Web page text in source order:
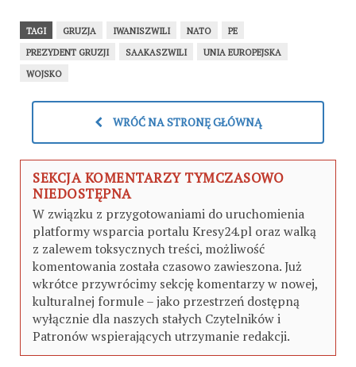
TAGI GRUZJA IWANISZWILI NATO
PE
PREZYDENT GRUZJI
SAAKASZWILI
UNIA EUROPEJSKA
WOJSKO
WRÓĆ NA STRONĘ GŁÓWNĄ
SEKCJA KOMENTARZY TYMCZASOWO
NIEDOSTĘPNA
W związku z przygotowaniami do uruchomienia
platformy wsparcia portalu Kresy24.pl oraz walką
z zalewem toksycznych treści, możliwość
komentowania została czasowo zawieszona. Już
wkrótce przywrócimy sekcję komentarzy w nowej,
kulturalnej formule – jako przestrzeń dostępną
wyłącznie dla naszych stałych Czytelników i
Patronów wspierających utrzymanie redakcji.